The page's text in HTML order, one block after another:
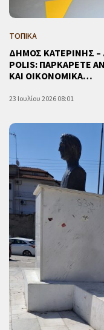
ΤΟΠΙΚΑ
ΔΗΜΟΣ ΚΑΤΕΡΙΝΗΣ
POLIS: ΠΑΡΚΑΡΕΤΕ
ΚΑΙ ΟΙΚΟΝΟΜΙΚΑ…
23 Ιουλίου 2026 08:01